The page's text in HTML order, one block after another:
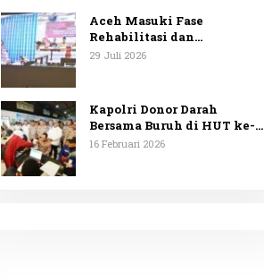
Aceh Masuki Fase
Rehabilitasi dan
Rekonstruksi Mendagri
29 Juli 2026
Kapolri Donor Darah
Bersama Buruh di HUT ke-53
KSPSI
16 Februari 2026